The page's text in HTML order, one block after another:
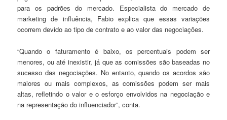
para os padrões do mercado. Especialista do mercado de
marketing de influência, Fabio explica que essas variações
ocorrem devido ao tipo de contrato e ao valor das negociações.
“Quando o faturamento é baixo, os percentuais podem ser
menores, ou até inexistir, já que as comissões são baseadas no
sucesso das negociações. No entanto, quando os acordos são
maiores ou mais complexos, as comissões podem ser mais
altas, refletindo o valor e o esforço envolvidos na negociação e
na representação do influenciador”, conta.